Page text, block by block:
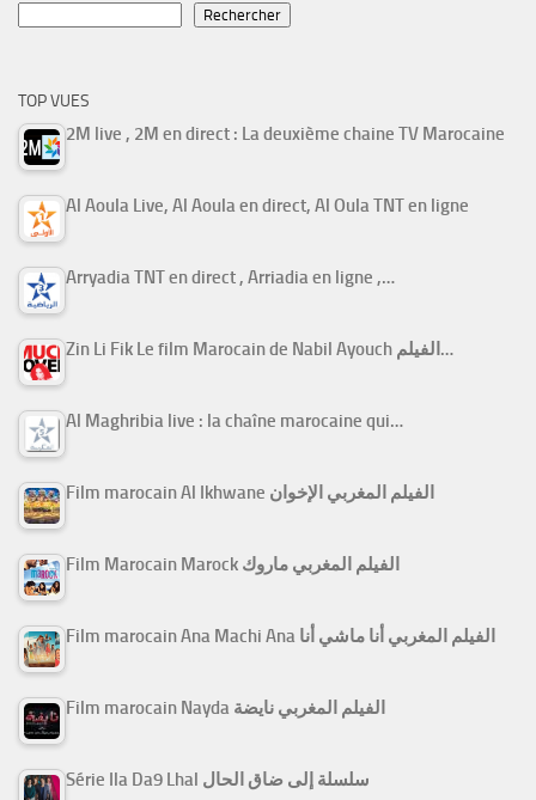
Rechercher
TOP VUES
2M live , 2M en direct : La deuxième chaine TV Marocaine
Al Aoula Live, Al Aoula en direct, Al Oula TNT en ligne
Arryadia TNT en direct , Arriadia en ligne ,…
Zin Li Fik Le film Marocain de Nabil Ayouch الفيلم…
Al Maghribia live : la chaîne marocaine qui…
Film marocain Al Ikhwane الفيلم المغربي الإخوان
Film Marocain Marock الفيلم المغربي ماروك
Film marocain Ana Machi Ana الفيلم المغربي أنا ماشي أنا
Film marocain Nayda الفيلم المغربي نايضة
Série Ila Da9 Lhal سلسلة إلى ضاق الحال